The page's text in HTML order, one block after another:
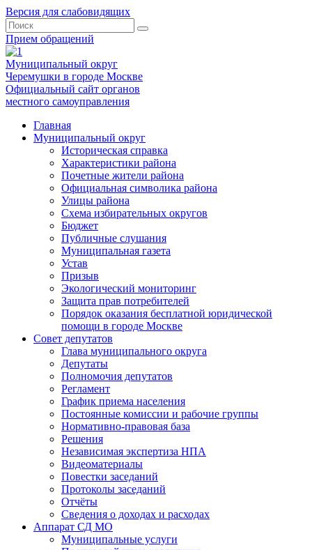
Версия для слабовидящих
Прием обращений
Муниципальный округ
Черемушки в городе Москве
Официальный сайт органов
местного самоуправления
Главная
Муниципальный округ
Историческая справка
Характеристики района
Почетные жители района
Официальная символика района
Улицы района
Схема избирательных округов
Бюджет
Публичные слушания
Муниципальная газета
Устав
Призыв
Экологический мониторинг
Защита прав потребителей
Порядок оказания бесплатной юридической
помощи в городе Москве
Совет депутатов
Глава муниципального округа
Депутаты
Полномочия депутатов
Регламент
График приема населения
Постоянные комиссии и рабочие группы
Нормативно-правовая база
Решения
Независимая экспертиза НПА
Видеоматериалы
Повестки заседаний
Протоколы заседаний
Отчёты
Сведения о доходах и расходах
Аппарат СД МО
Муниципальные услуги